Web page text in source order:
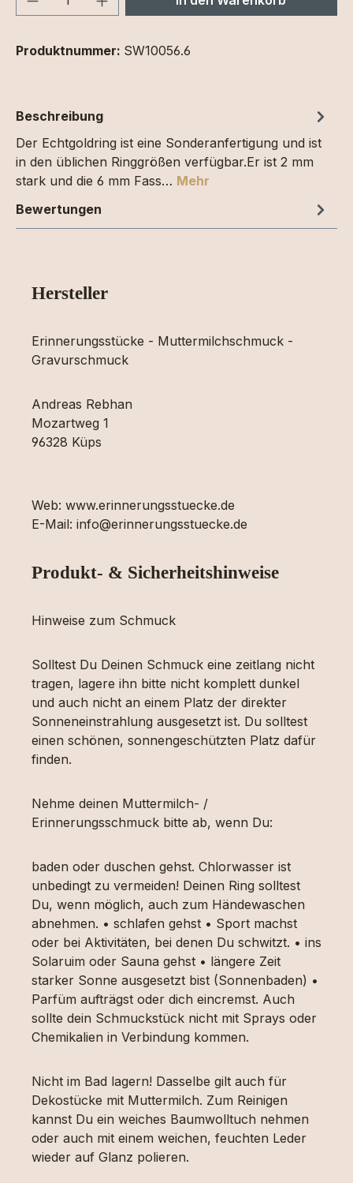
Produktnummer: SW10056.6
Beschreibung
Der Echtgoldring ist eine Sonderanfertigung und ist
in den üblichen Ringgrößen verfügbar.Er ist 2 mm
stark und die 6 mm Fass… Mehr
Bewertungen
Hersteller
Erinnerungsstücke - Muttermilchschmuck -
Gravurschmuck
Andreas Rebhan
Mozartweg 1
96328 Küps
Web: www.erinnerungsstuecke.de
E-Mail: info@erinnerungsstuecke.de
Produkt- & Sicherheitshinweise
Hinweise zum Schmuck
Solltest Du Deinen Schmuck eine zeitlang nicht
tragen, lagere ihn bitte nicht komplett dunkel
und auch nicht an einem Platz der direkter
Sonneneinstrahlung ausgesetzt ist. Du solltest
einen schönen, sonnengeschützten Platz dafür
finden.
Nehme deinen Muttermilch- /
Erinnerungsschmuck bitte ab, wenn Du:
baden oder duschen gehst. Chlorwasser ist
unbedingt zu vermeiden! Deinen Ring solltest
Du, wenn möglich, auch zum Händewaschen
abnehmen. • schlafen gehst • Sport machst
oder bei Aktivitäten, bei denen Du schwitzt. • ins
Solaruim oder Sauna gehst • längere Zeit
starker Sonne ausgesetzt bist (Sonnenbaden) •
Parfüm aufträgst oder dich eincremst. Auch
sollte dein Schmuckstück nicht mit Sprays oder
Chemikalien in Verbindung kommen.
Nicht im Bad lagern! Dasselbe gilt auch für
Dekostücke mit Muttermilch. Zum Reinigen
kannst Du ein weiches Baumwolltuch nehmen
oder auch mit einem weichen, feuchten Leder
wieder auf Glanz polieren.